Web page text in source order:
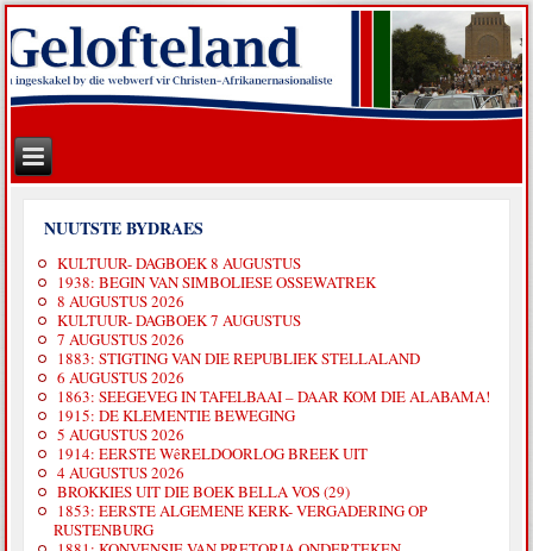
NUUTSTE BYDRAES
KULTUUR- DAGBOEK 8 AUGUSTUS
1938: BEGIN VAN SIMBOLIESE OSSEWATREK
8 AUGUSTUS 2026
KULTUUR- DAGBOEK 7 AUGUSTUS
7 AUGUSTUS 2026
1883: STIGTING VAN DIE REPUBLIEK STELLALAND
6 AUGUSTUS 2026
1863: SEEGEVEG IN TAFELBAAI – DAAR KOM DIE ALABAMA!
1915: DE KLEMENTIE BEWEGING
5 AUGUSTUS 2026
1914: EERSTE WêRELDOORLOG BREEK UIT
4 AUGUSTUS 2026
BROKKIES UIT DIE BOEK BELLA VOS (29)
1853: EERSTE ALGEMENE KERK- VERGADERING OP
RUSTENBURG